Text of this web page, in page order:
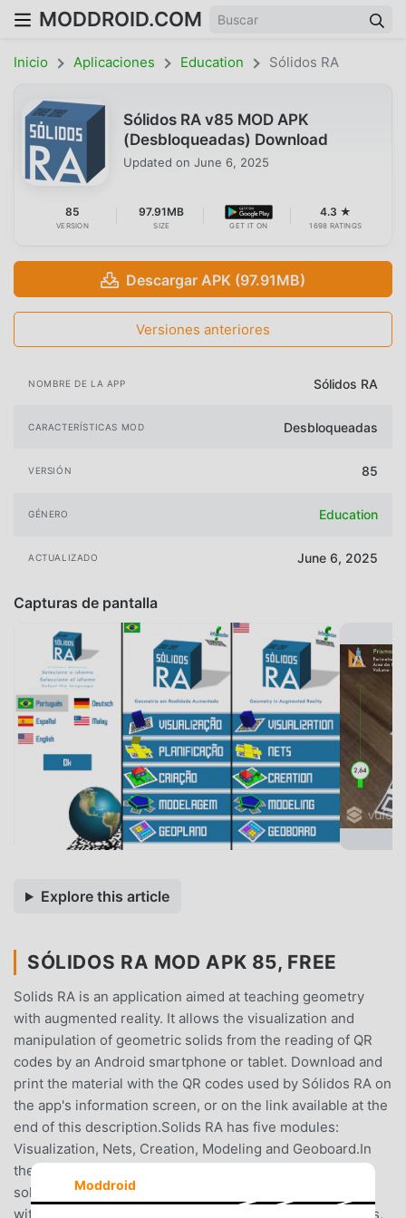
MODDROID.COM
Inicio Aplicaciones Education Sólidos RA
Sólidos RA v85 MOD APK
(Desbloqueadas) Download
Updated on June 6, 2025
85
VERSION
97.91MB
SIZE GET IT ON
4.3 ★
1698 RATINGS
Descargar APK (97.91MB)
Versiones anteriores
NOMBRE DE LA APP Sólidos RA
CARACTERÍSTICAS MOD Desbloqueadas
VERSIÓN 85
GÉNERO Education
ACTUALIZADO June 6, 2025
Capturas de pantalla
Explore this article
SÓLIDOS RA MOD APK 85, FREE
Solids RA is an application aimed at teaching geometry
with augmented reality. It allows the visualization and
manipulation of geometric solids from the reading of QR
codes by an Android smartphone or tablet. Download and
print the material with the QR codes used by Sólidos RA on
the app's information screen, or on the link available at the
end of this description.Solids RA has five modules:
Visualization, Nets, Creation, Modeling and Geoboard.In
the Visualization module, a collection of 42 geometric
solids is available for the user to visualize and interact
with. The application has different ways of viewing solids,
Moddroid